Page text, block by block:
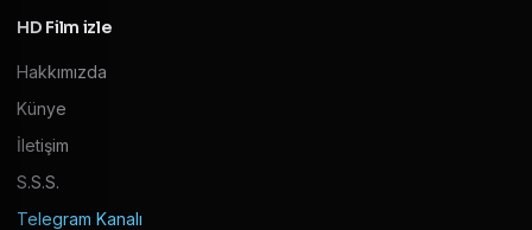
HD Film izle
Hakkımızda
Künye
İletişim
S.S.S.
Telegram Kanalı